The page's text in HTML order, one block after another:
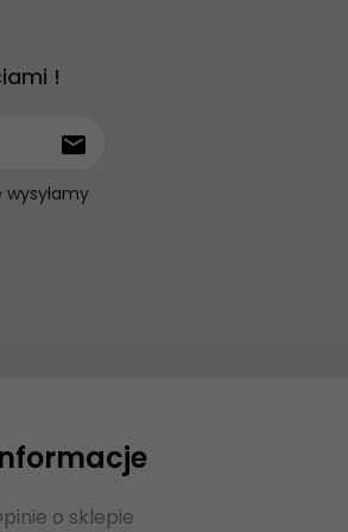
!
wysyłamy
o sklepie